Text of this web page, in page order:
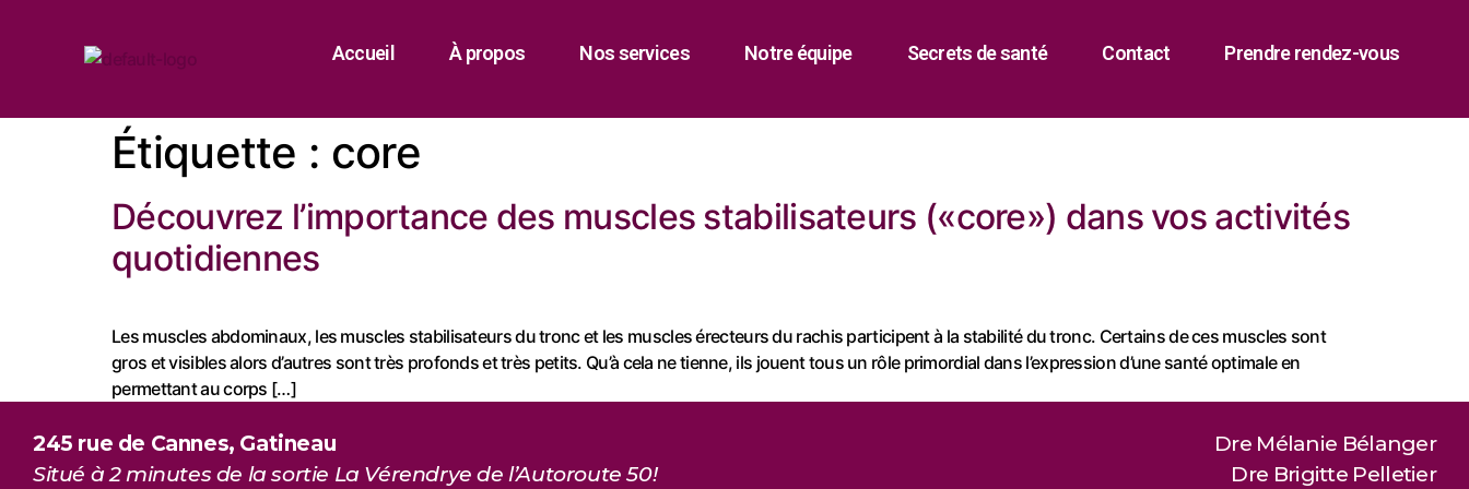
Accueil À propos Nos services Notre équipe Secrets de santé Contact Prendre rendez-vous
Étiquette : core
Découvrez l’importance des muscles stabilisateurs («core») dans vos activités
quotidiennes
Les muscles abdominaux, les muscles stabilisateurs du tronc et les muscles érecteurs du rachis participent à la stabilité du tronc. Certains de ces muscles sont
gros et visibles alors d’autres sont très profonds et très petits. Qu’à cela ne tienne, ils jouent tous un rôle primordial dans l’expression d’une santé optimale en
permettant au corps […]
245 rue de Cannes, Gatineau
Situé à 2 minutes de la sortie La Vérendrye de l’Autoroute 50!
Dre Mélanie Bélanger
Dre Brigitte Pelletier